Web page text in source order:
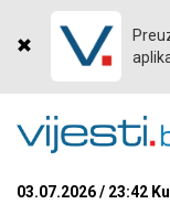
03.07.2026 / 23:42